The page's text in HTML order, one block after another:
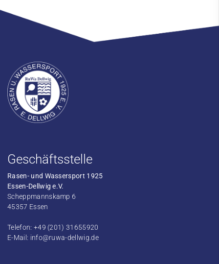
Geschäftsstelle
Rasen- und Wassersport 1925
Essen-Dellwig e.V.
Scheppmannskamp 6
45357 Essen
Telefon: +49 (201) 31655920
E-Mail: info@ruwa-dellwig.de